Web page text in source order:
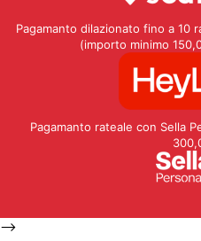
Pagamanto dilazionato fino a 10
(importo minimo
Pagamanto rateale con Sella
-->